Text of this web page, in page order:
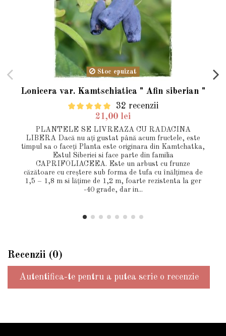
Stoc epuizat
Lonicera var. Kamtschiatica " Afin siberian "
32 recenzii
21,00 lei
PLANTELE SE LIVREAZA CU RADACINA
LIBERA Dacă nu aţi gustat până acum fructele, este
timpul sa o faceţi Planta este originara din Kamtchatka,
Estul Siberiei si face parte din familia
CAPRIFOLIACEEA. Este un arbust cu frunze
căzătoare cu creştere sub forma de tufa cu înălţimea de
1,5 – 1,8 m si lăţime de 1,2 m, foarte rezistenta la ger
-40 grade, dar in...
Recenzii (0)
Autentifica-te pentru a putea scrie o recenzie